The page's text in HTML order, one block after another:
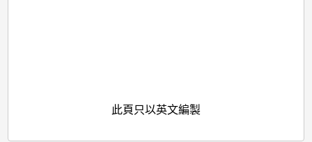
此頁只以英文編製